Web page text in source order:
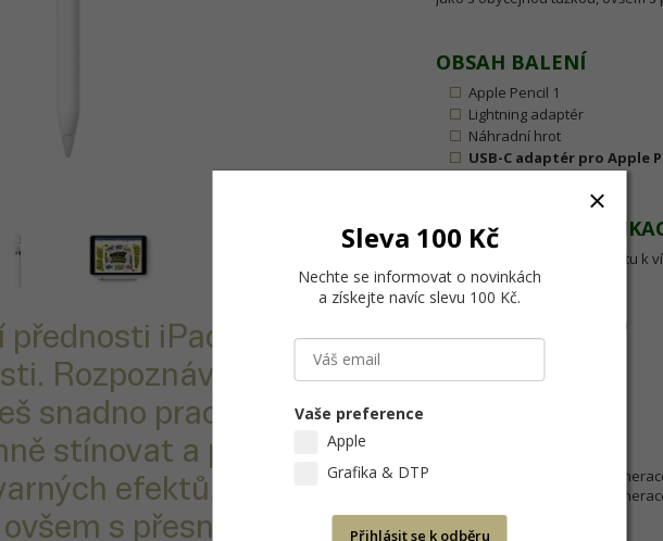
přednosti iPadu a nabízí
Rozpoznává přítlak a
snadno pracovat s
stínovat a používat
efektů. Jako s
s přesností do pos...
OBSAH BALENÍ
Apple Pencil 1
Lightning adaptér
Náhradní hrot
USB-C adaptér pro Apple
TECHNICKÉ
Délka: 175,7 mm (od hrotu k
Průměr: 8,9 mm
Hmotnost: 20,7 g
Připojení přes Bluetooth
Konektor Lightning
12,9palcový iPad Pro (2.
12,9palcový iPad Pro (1.
10,5palcový iPad Pro
9,7palcový iPad Pro
Sleva 100 Kč
Nechte se informovat o novinkách
a získejte navíc slevu 100 Kč.
Vaše preference
Apple
Grafika & DTP
Přihlásit se k odběru